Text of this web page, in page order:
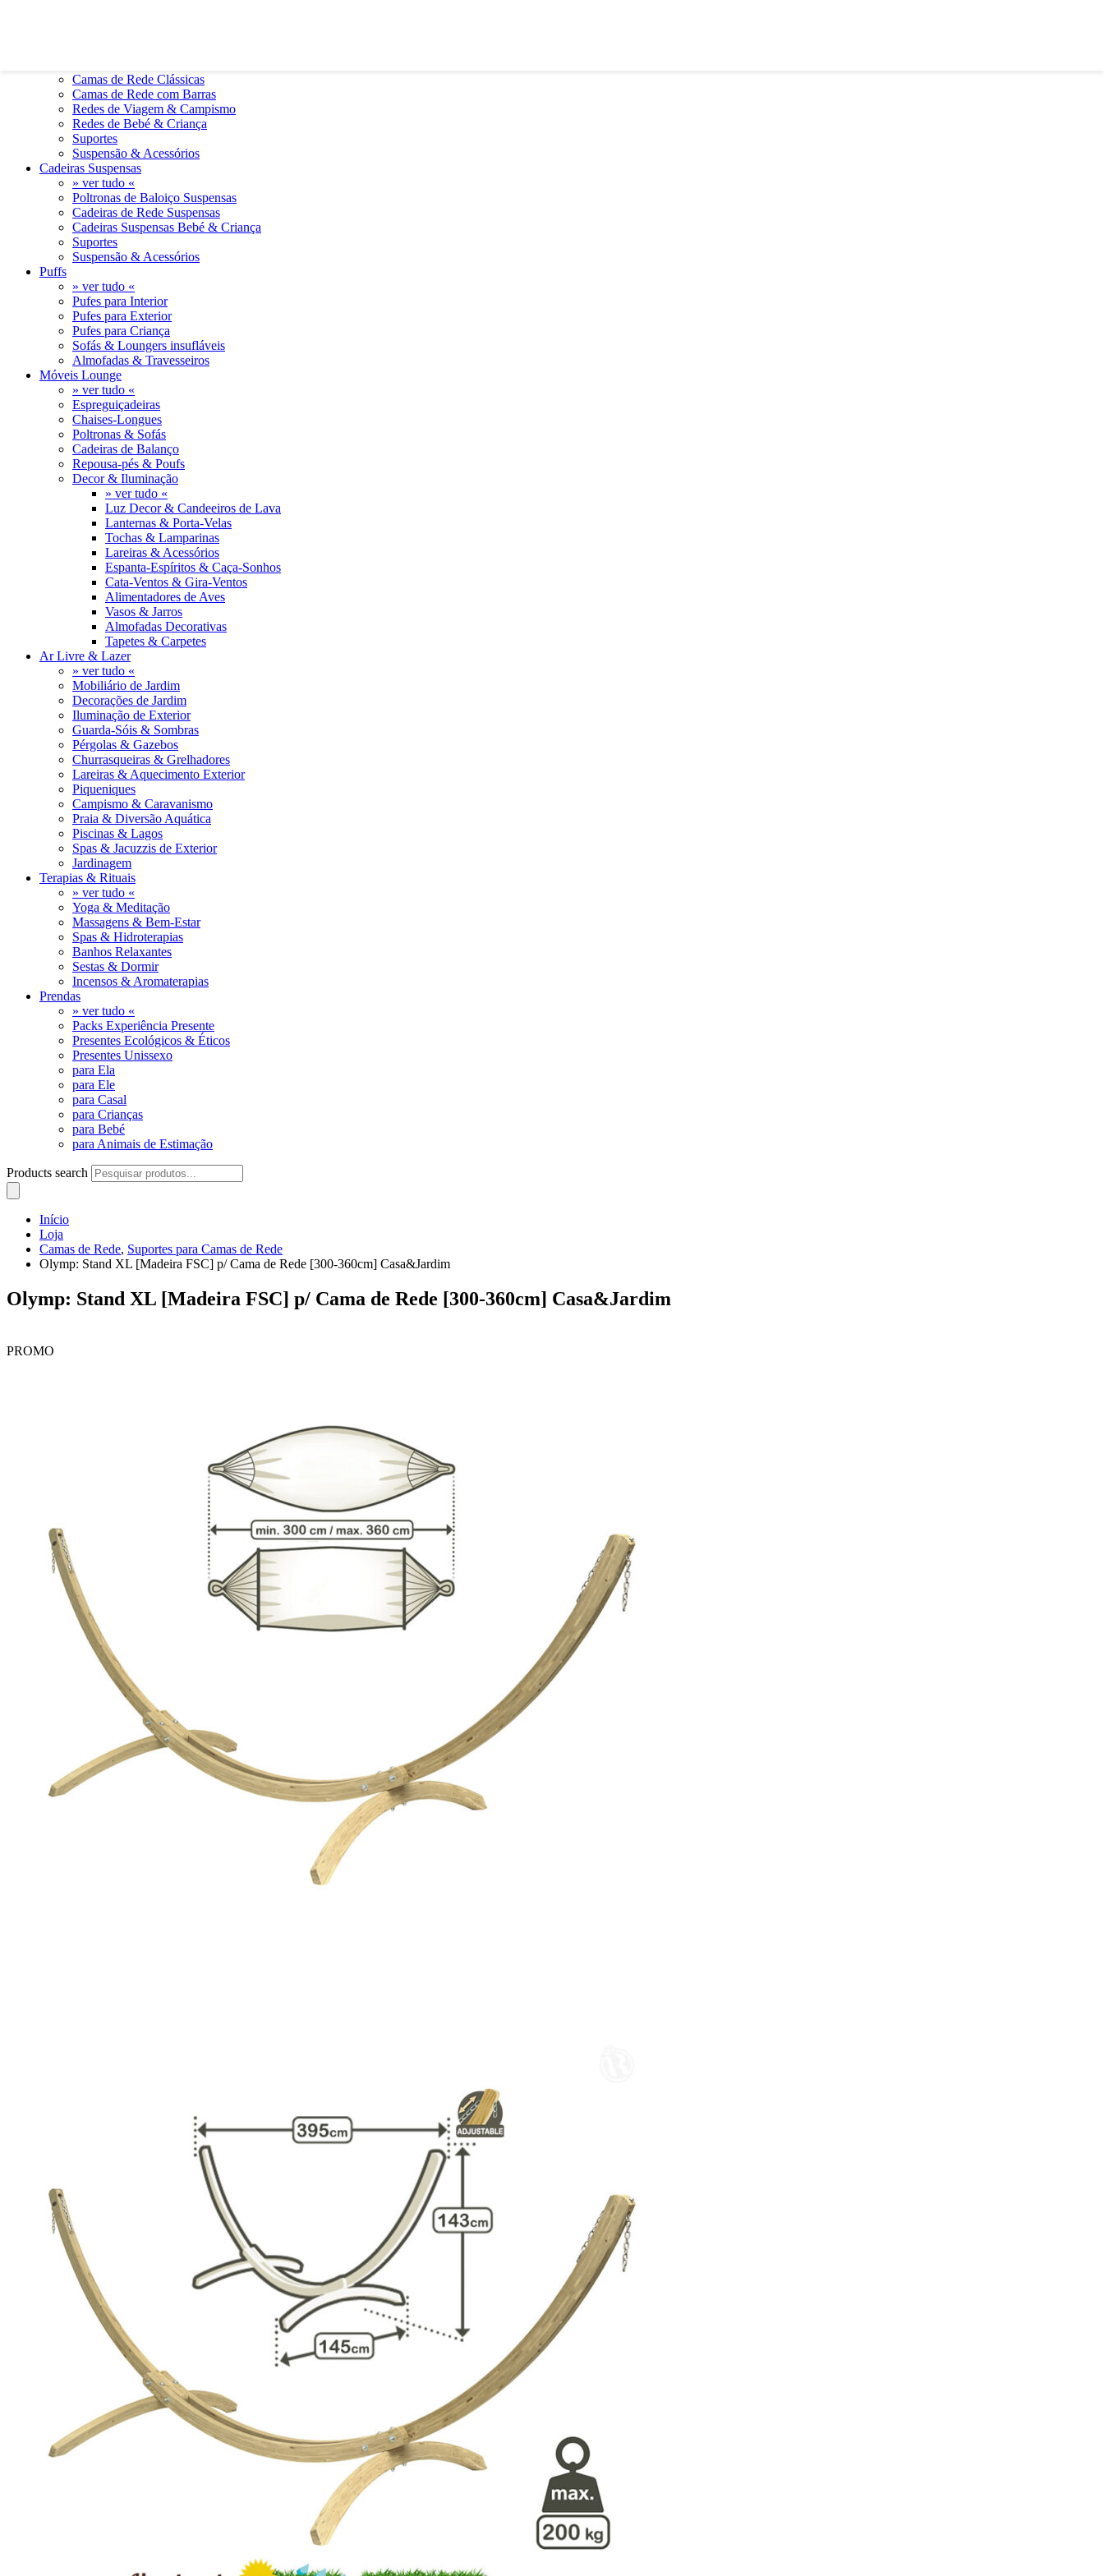
Camas de Rede Clássicas
Camas de Rede com Barras
Redes de Viagem & Campismo
Redes de Bebé & Criança
Suportes
Suspensão & Acessórios
Cadeiras Suspensas
» ver tudo «
Poltronas de Baloiço Suspensas
Cadeiras de Rede Suspensas
Cadeiras Suspensas Bebé & Criança
Suportes
Suspensão & Acessórios
Puffs
» ver tudo «
Pufes para Interior
Pufes para Exterior
Pufes para Criança
Sofás & Loungers insufláveis
Almofadas & Travesseiros
Móveis Lounge
» ver tudo «
Espreguiçadeiras
Chaises-Longues
Poltronas & Sofás
Cadeiras de Balanço
Repousa-pés & Poufs
Decor & Iluminação
» ver tudo «
Luz Decor & Candeeiros de Lava
Lanternas & Porta-Velas
Tochas & Lamparinas
Lareiras & Acessórios
Espanta-Espíritos & Caça-Sonhos
Cata-Ventos & Gira-Ventos
Alimentadores de Aves
Vasos & Jarros
Almofadas Decorativas
Tapetes & Carpetes
Ar Livre & Lazer
» ver tudo «
Mobiliário de Jardim
Decorações de Jardim
Iluminação de Exterior
Guarda-Sóis & Sombras
Pérgolas & Gazebos
Churrasqueiras & Grelhadores
Lareiras & Aquecimento Exterior
Piqueniques
Campismo & Caravanismo
Praia & Diversão Aquática
Piscinas & Lagos
Spas & Jacuzzis de Exterior
Jardinagem
Terapias & Rituais
» ver tudo «
Yoga & Meditação
Massagens & Bem-Estar
Spas & Hidroterapias
Banhos Relaxantes
Sestas & Dormir
Incensos & Aromaterapias
Prendas
» ver tudo «
Packs Experiência Presente
Presentes Ecológicos & Éticos
Presentes Unissexo
para Ela
para Ele
para Casal
para Crianças
para Bebé
para Animais de Estimação
Products search
Início
Loja
Camas de Rede, Suportes para Camas de Rede
Olymp: Stand XL [Madeira FSC] p/ Cama de Rede [300-360cm] Casa&Jardim
Olymp: Stand XL [Madeira FSC] p/ Cama de Rede [300-360cm] Casa&Jardim
PROMO